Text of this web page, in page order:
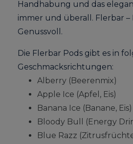
Handhabung und das
immer und überall. Flerbar –
Genussvoll.
Die Flerbar Pods gibt es in
Geschmacksrichtungen:
Alberry (Beerenmix)
Apple Ice (Apfel, Eis)
Banana Ice (Banane, Eis)
Bloody Bull (Energy
Blue Razz